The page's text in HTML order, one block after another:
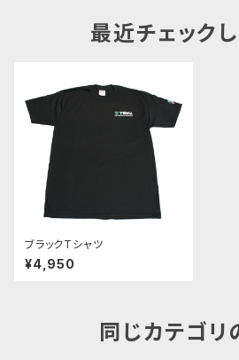
最近チェック
ブラックTシャツ
¥4,950
同じカテゴリ